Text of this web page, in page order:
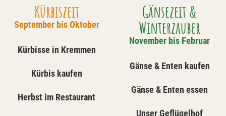
Kürbiszeit
September bis Oktober
Kürbisse in Kremmen
Kürbis kaufen
Herbst im Restaurant
Gänsezeit &
Winterzauber
November bis Februar
Gänse & Enten kaufen
Gänse & Enten essen
Unser Geflügelhof